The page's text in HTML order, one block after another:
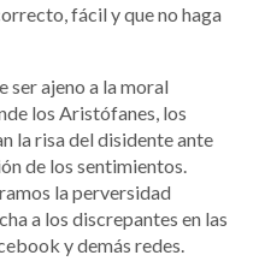
fácil y que no haga
ser ajeno a la moral
los Aristófanes, los
la risa del disidente ante
de los sentimientos.
la perversidad
a los discrepantes en las
y demás redes.